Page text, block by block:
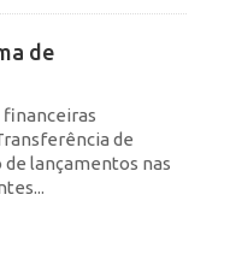
de
de
de lançamentos nas